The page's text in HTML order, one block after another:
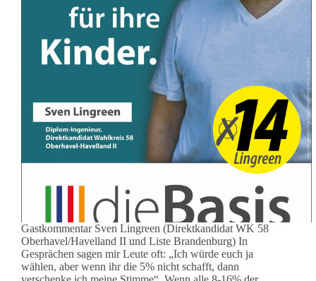
Gastkommentar Sven Lingreen (Direktkandidat WK 58
Oberhavel/Havelland II und Liste Brandenburg) In
Gesprächen sagen mir Leute oft: „Ich würde euch ja
wählen, aber wenn ihr die 5% nicht schafft, dann